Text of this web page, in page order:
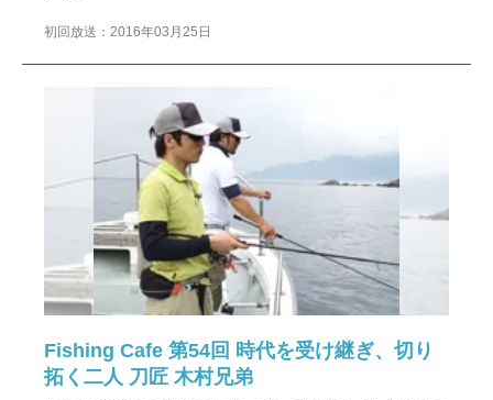
初回放送：2016年03月25日
Fishing Cafe 第54回 時代を受け継ぎ、切り
拓く二人 刀匠 木村兄弟